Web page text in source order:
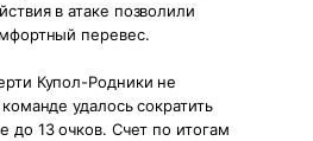
в атаке позволили
перевес.
Купол-Родники не
удалось сократить
до 13 очков. Счет по итогам